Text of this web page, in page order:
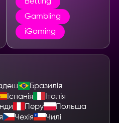
Gambling
iGaming
Бразилія
Іспанія
Італія
Перу
Польша
Чехія
Чилі